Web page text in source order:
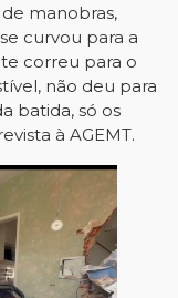
manobras,
curvou para a
correu para o
não deu para
batida, só os
à AGEMT.